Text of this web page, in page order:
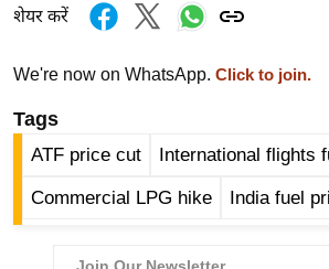
न
ग
बॉ
ली
वु
शेयर करें
We're now on WhatsApp. Click to join.
Tags
ATF price cut International flights
Commercial LPG hike India fuel